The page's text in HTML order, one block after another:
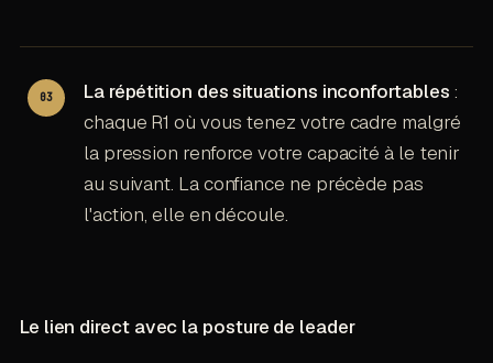
La répétition des situations inconfortables :
chaque R1 où vous tenez votre cadre malgré
la pression renforce votre capacité à le tenir
au suivant. La confiance ne précède pas
l'action, elle en découle.
Le lien direct avec la posture de leader